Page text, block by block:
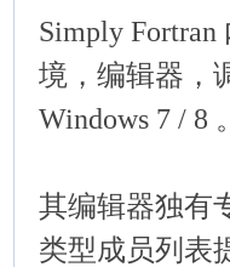
Simply
境，编辑器，
Windows 7 / 8
其编辑器独有
类型成员列表